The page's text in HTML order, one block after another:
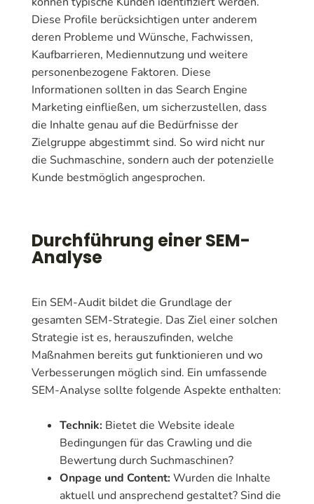
Diese Profile berücksichtigen unter anderem
deren Probleme und Wünsche, Fachwissen,
Kaufbarrieren, Mediennutzung und weitere
personenbezogene Faktoren. Diese
Informationen sollten in das Search Engine
Marketing einfließen, um sicherzustellen, dass
die Inhalte genau auf die Bedürfnisse der
Zielgruppe abgestimmt sind. So wird nicht nur
die Suchmaschine, sondern auch der potenzielle
Kunde bestmöglich angesprochen.
Durchführung einer SEM-
Analyse
Ein SEM-Audit bildet die Grundlage der
gesamten SEM-Strategie. Das Ziel einer solchen
Strategie ist es, herauszufinden, welche
Maßnahmen bereits gut funktionieren und wo
Verbesserungen möglich sind. Ein umfassende
SEM-Analyse sollte folgende Aspekte enthalten:
Technik: Bietet die Website ideale
Bedingungen für das Crawling und die
Bewertung durch Suchmaschinen?
Onpage und Content:Wurden die Inhalte
aktuell und ansprechend gestaltet? Sind die